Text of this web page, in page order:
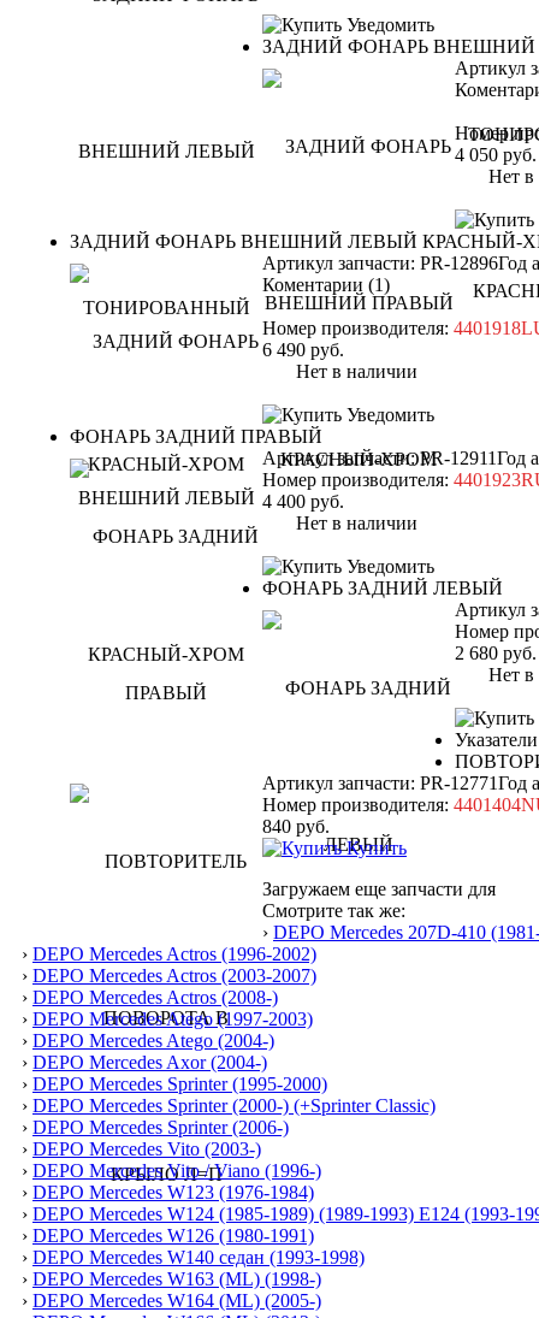
Уведомить
ЗАДНИЙ ФОНАРЬ
Артикул
Номер
4 050 руб.
Нет в
ЗАДНИЙ ФОНАРЬ ВНЕШНИЙ ЛЕВЫЙ КРАСНЫЙ-
Артикул запчасти: PR-12896Год
Коментарии (1)
Номер производителя:
6 490 руб.
Нет в наличии
Уведомить
ФОНАРЬ ЗАДНИЙ ПРАВЫЙ
Артикул запчасти: PR-12911Год
Номер производителя:
4 400 руб.
Нет в наличии
Уведомить
ФОНАРЬ ЗАДНИЙ ЛЕВЫЙ
Артикул
Номер
2 680 руб.
Нет в
Артикул запчасти: PR-12771Год
Номер производителя:
840 руб.
Купить
Загружаем еще запчасти для
Смотрите так же:
› DEPO Mercedes 207D-410
› DEPO Mercedes Actros (1996-2002)
› DEPO Mercedes Actros (2003-2007)
› DEPO Mercedes Actros (2008-)
› DEPO Mercedes Atego (1997-2003)
› DEPO Mercedes Atego (2004-)
› DEPO Mercedes Axor (2004-)
› DEPO Mercedes Sprinter (1995-2000)
› DEPO Mercedes Sprinter (2000-) (+Sprinter Classic)
› DEPO Mercedes Sprinter (2006-)
› DEPO Mercedes Vito (2003-)
› DEPO Mercedes Vito / Viano (1996-)
› DEPO Mercedes W123 (1976-1984)
› DEPO Mercedes W124 (1985-1989) (1989-1993) E124 (1993-
› DEPO Mercedes W126 (1980-1991)
› DEPO Mercedes W140 седан (1993-1998)
› DEPO Mercedes W163 (ML) (1998-)
› DEPO Mercedes W164 (ML) (2005-)